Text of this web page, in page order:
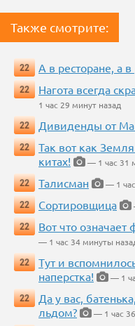
Также смотрите:
22 А в ресторане, а в
22
Нагота всегда
1 час 29 минут назад
22
Дивиденды от
22
Так вот как
китах!
— 1 час 31
22
Талисман
— 1
22
Сортировщица
22
Вот что означает
— 1 час 34 минуты
22
Тут и
наперстка!
— 1
22
Да у вас,
льдом?
— 1 час